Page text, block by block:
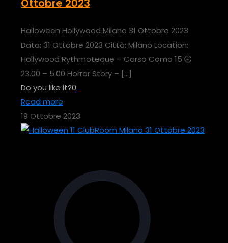
Ottobre 2023
Halloween Hollywood Milano 31 Ottobre 2023
Data: 31 Ottobre 2023 Città: Milano Location:
Hollywood Rythmoteque – Corso Como 15 🕣
23.00 – 5.00 Horror Story – […]
Do you like it?0
Read more
19 Ottobre 2023